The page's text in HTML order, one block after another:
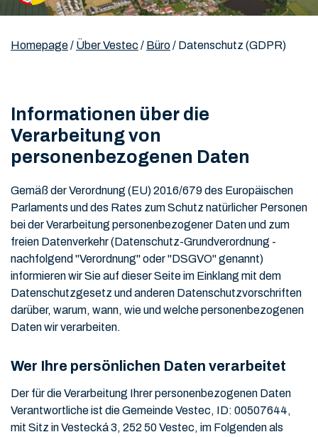
Homepage/ Über Vestec / Büro/ Datenschutz (GDPR)
Informationen über die
Verarbeitung von
personenbezogenen Daten
Gemäß der Verordnung (EU) 2016/679 des Europäischen
Parlaments und des Rates zum Schutz natürlicher Personen
bei der Verarbeitung personenbezogener Daten und zum
freien Datenverkehr (Datenschutz-Grundverordnung -
nachfolgend "Verordnung" oder "DSGVO" genannt)
informieren wir Sie auf dieser Seite im Einklang mit dem
Datenschutzgesetz und anderen Datenschutzvorschriften
darüber, warum, wann, wie und welche personenbezogenen
Daten wir verarbeiten.
Wer Ihre persönlichen Daten verarbeitet
Der für die Verarbeitung Ihrer personenbezogenen Daten
Verantwortliche ist die Gemeinde Vestec, ID: 00507644,
mit Sitz in Vestecká 3, 252 50 Vestec, im Folgenden als